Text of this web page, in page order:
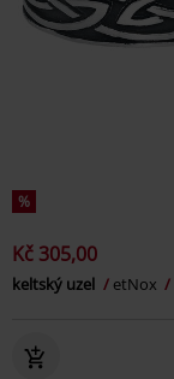
%
Kč 305,00
keltský uzel etNox